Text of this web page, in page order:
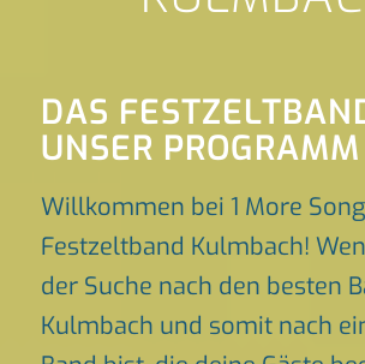
DAS
UNSER PROGRAMM
Willkommen bei 1 More
Festzeltband Kulmbach!
der Suche nach den besten
Kulmbach und somit nach